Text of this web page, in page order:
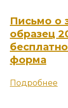
Письмо о
образец
форма
Подробнее